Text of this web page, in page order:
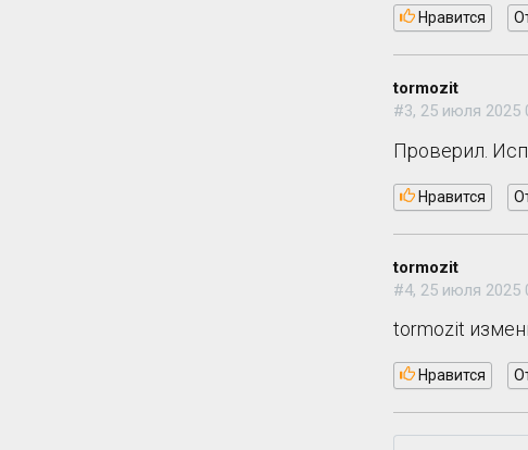
Нравится
tormozit
#3, 25 июля 2025
Проверил.
Нравится
tormozit
#4, 25 июля 2025
tormozit
Нравится